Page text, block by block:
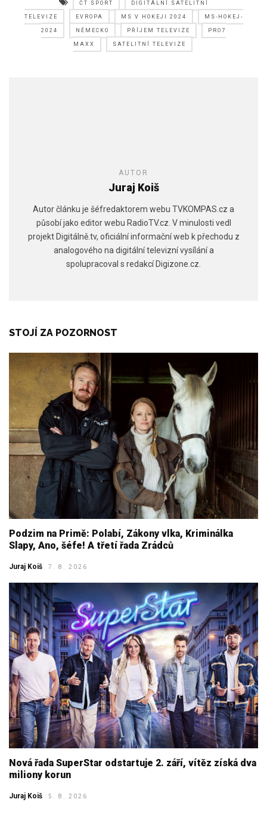
ČT SPORT DIGITÁLNÍ SATELITNÍ
TELEVIZE EVROPA MS V HOKEJI 2024 MS-HOKEJ-
2024 NĚMECKO PŘÍJEM TELEVIZE PRO7
MAXX SATELITNÍ TELEVIZE
AUTOR
Juraj Koiš
Autor článku je šéfredaktorem webu TVKOMPAS.cz a
působí jako editor webu RadioTV.cz. V minulosti vedl
projekt Digitálně.tv, oficiální informační web k přechodu z
analogového na digitální televizní vysílání a
spolupracoval s redakcí Digizone.cz.
STOJÍ ZA POZORNOST
Podzim na Primě: Polabí, Zákony vlka, Kriminálka
Slapy, Ano, šéfe! A třetí řada Zrádců
Juraj Koiš 7. 8. 2026
Nová řada SuperStar odstartuje 2. září, vítěz získá dva
miliony korun
Juraj Koiš 5. 8. 2026